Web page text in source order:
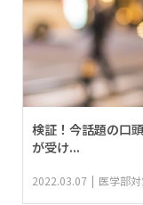
検証！今話題の口
が受け...
2022.03.07 医学部